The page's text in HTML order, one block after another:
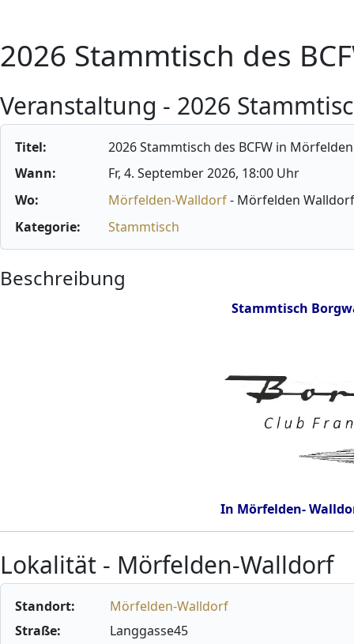
2026 Stammtisch des
Veranstaltung - 2026
Titel:
2026 Stammtisch des BCFW in Mörfelden
Wann:
Fr, 4. September 2026, 18:00 Uhr
Wo:
Mörfelden-Walldorf- Mörfelden
Kategorie:
Stammtisch
Beschreibung
Stammtisch
In Mörfelden-
Lokalität - Mörfelden-Walldorf
Standort:
Mörfelden-Walldorf
Straße:
Langgasse45